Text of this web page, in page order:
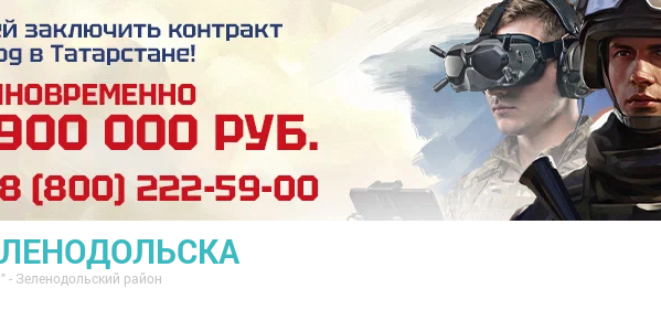
- Зеленодольский район